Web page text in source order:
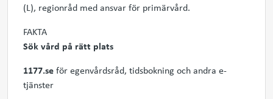
(L), regionråd med ansvar för primärvård.
FAKTA
Sök vård på rätt plats
1177.seför egenvårdsråd, tidsbokning och andra e-
tjänster